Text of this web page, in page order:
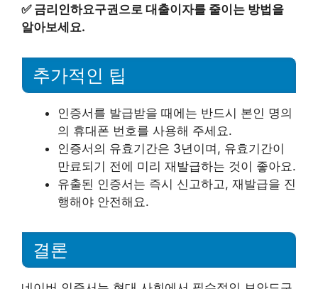
✅ 금리인하요구권으로 대출이자를 줄이는 방법을
알아보세요.
추가적인 팁
인증서를 발급받을 때에는 반드시 본인 명의
의 휴대폰 번호를 사용해 주세요.
인증서의 유효기간은 3년이며, 유효기간이
만료되기 전에 미리 재발급하는 것이 좋아요.
유출된 인증서는 즉시 신고하고, 재발급을 진
행해야 안전해요.
결론